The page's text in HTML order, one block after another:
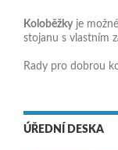
Koloběžkyje
stojanu s vlastním
Rady pro dobrou
ÚŘEDNÍ DESKA